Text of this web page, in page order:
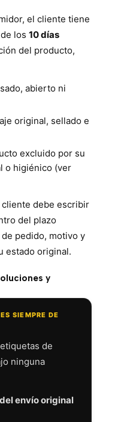
el cliente tiene
los 10 días
del producto,
abierto ni
original, sellado e
excluido por su
o higiénico (ver
debe escribir
del plazo
pedido, motivo y
estado original.
y
SIEMPRE DE
de
ninguna
envío original